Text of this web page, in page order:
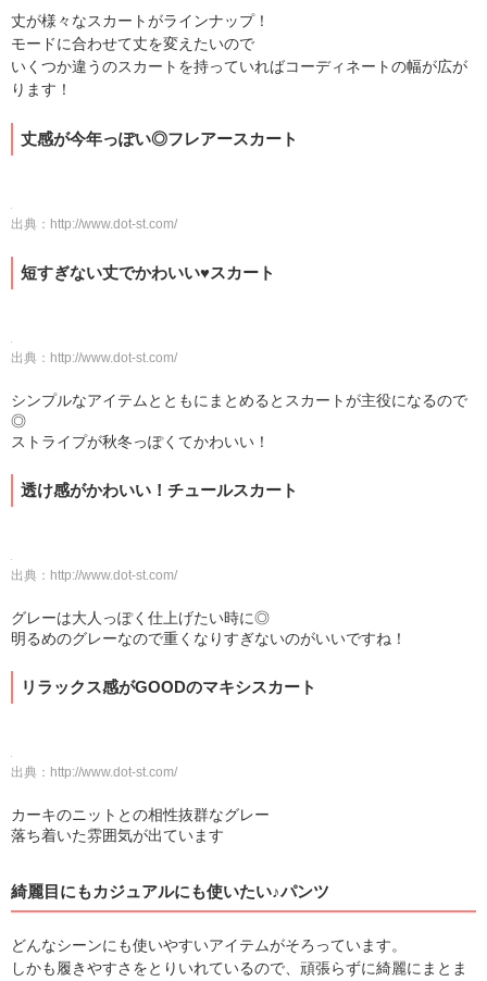
丈が様々なスカートがラインナップ！
モードに合わせて丈を変えたいので
いくつか違うのスカートを持っていればコーディネートの幅が広が
ります！
丈感が今年っぽい◎フレアースカート
出典： http://www.dot-st.com/
短すぎない丈でかわいい♥スカート
出典： http://www.dot-st.com/
シンプルなアイテムとともにまとめるとスカートが主役になるので
◎
ストライプが秋冬っぽくてかわいい！
透け感がかわいい！チュールスカート
出典： http://www.dot-st.com/
グレーは大人っぽく仕上げたい時に◎
明るめのグレーなので重くなりすぎないのがいいですね！
リラックス感がGOODのマキシスカート
出典： http://www.dot-st.com/
カーキのニットとの相性抜群なグレー
落ち着いた雰囲気が出ています
綺麗目にもカジュアルにも使いたい♪パンツ
どんなシーンにも使いやすいアイテムがそろっています。
しかも履きやすさをとりいれているので、頑張らずに綺麗にまとま